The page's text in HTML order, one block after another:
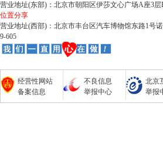
营业地址(东部)：北京市朝阳区伊莎文心广场A座3层
位置分享
营业地址(西部)：北京市丰台区汽车博物馆东路1号
9-605
经营性网站
备案信息
不良信息
举报中心
北京
举报